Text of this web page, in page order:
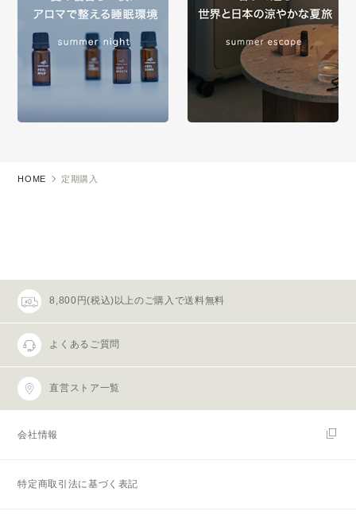
HOME 定期購入
8,800円(税込)以上のご購入で送料無料
よくあるご質問
直営ストア一覧
会社情報
特定商取引法に基づく表記